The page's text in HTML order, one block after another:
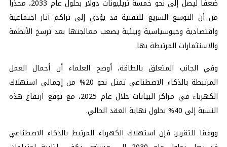
ضعفا ليصل إلى نحو خمسة تريليونات دولار بحلول عام 2033، محذرا
من أن التوسع السريع للتقنية قد يؤدي إلى تراكم آثار اجتماعية
واقتصادية وجيوسياسية وبيئية يصعب معالجتها بعد ترسخ الأنظمة
والاستثمارات المرتبطة بها.
وفي الجانب المتعلق بالطاقة، أوضح العلماء أن أحمال العمل
المرتبطة بالذكاء الاصطناعي تمثل نحو 20% من إجمالي استهلاك
الكهرباء في مراكز البيانات خلال عام 2025، مع توقع ارتفاع هذه
النسبة إلى 40% بحلول نهاية العقد الحالي.
ووفقا للتقرير، فإن استهلاك الكهرباء المرتبط بالذكاء الاصطناعي